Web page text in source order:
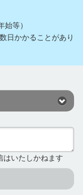
等）
日かかることがあり
はいたしかねます